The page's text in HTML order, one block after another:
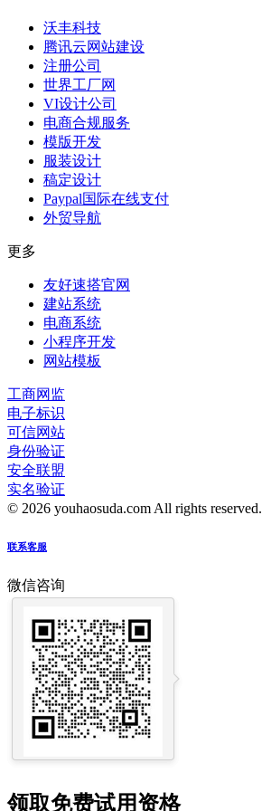
沃丰科技
腾讯云网站建设
注册公司
世界工厂网
VI设计公司
电商合规服务
模版开发
服装设计
稿定设计
Paypal国际在线支付
外贸导航
更多
友好速搭官网
建站系统
电商系统
小程序开发
网站模板
工商网监
电子标识
可信网站
身份验证
安全联盟
实名验证
© 2026 youhaosuda.com All rights reserved.
联系客服
微信咨询
领取免费试用资格